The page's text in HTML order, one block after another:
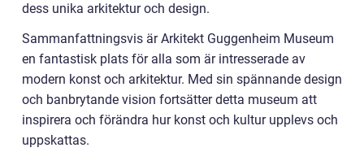
dess unika arkitektur och design.
Sammanfattningsvis är Arkitekt Guggenheim Museum
en fantastisk plats för alla som är intresserade av
modern konst och arkitektur. Med sin spännande design
och banbrytande vision fortsätter detta museum att
inspirera och förändra hur konst och kultur upplevs och
uppskattas.